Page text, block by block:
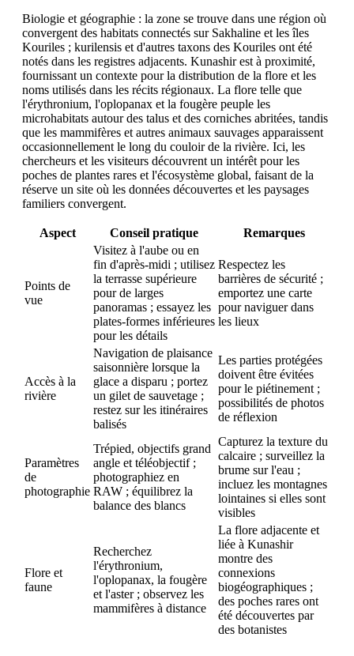
Biologie et géographie : la zone se trouve dans une région où
convergent des habitats connectés sur Sakhaline et les îles
Kouriles ; kurilensis et d'autres taxons des Kouriles ont été
notés dans les registres adjacents. Kunashir est à proximité,
fournissant un contexte pour la distribution de la flore et les
noms utilisés dans les récits régionaux. La flore telle que
l'érythronium, l'oplopanax et la fougère peuple les
microhabitats autour des talus et des corniches abritées, tandis
que les mammifères et autres animaux sauvages apparaissent
occasionnellement le long du couloir de la rivière. Ici, les
chercheurs et les visiteurs découvrent un intérêt pour les
poches de plantes rares et l'écosystème global, faisant de la
réserve un site où les données découvertes et les paysages
familiers convergent.
Aspect Conseil pratique Remarques
Points de
vue
Visitez à l'aube ou en
fin d'après-midi ; utilisez
la terrasse supérieure
pour de larges
panoramas ; essayez les
plates-formes inférieures
pour les détails
Respectez les
barrières de sécurité ;
emportez une carte
pour naviguer dans
les lieux
Accès à la
rivière
Navigation de plaisance
saisonnière lorsque la
glace a disparu ; portez
un gilet de sauvetage ;
restez sur les itinéraires
balisés
Les parties protégées
doivent être évitées
pour le piétinement ;
possibilités de photos
de réflexion
Paramètres
de
photographie
Trépied, objectifs grand
angle et téléobjectif ;
photographiez en
RAW ; équilibrez la
balance des blancs
Capturez la texture du
calcaire ; surveillez la
brume sur l'eau ;
incluez les montagnes
lointaines si elles sont
visibles
Flore et
faune
Recherchez
l'érythronium,
l'oplopanax, la fougère
et l'aster ; observez les
mammifères à distance
La flore adjacente et
liée à Kunashir
montre des
connexions
biogéographiques ;
des poches rares ont
été découvertes par
des botanistes